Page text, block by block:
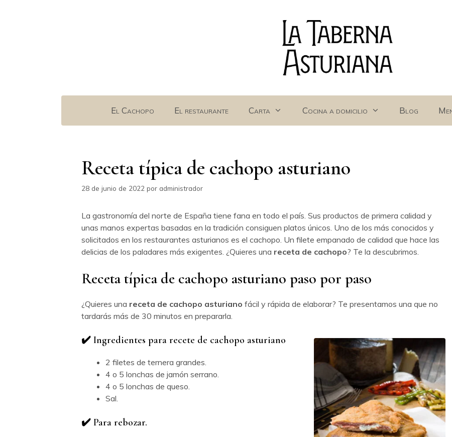
El Cachopo El restaurante Carta Cocina a domicilio Blog
Receta típica de cachopo asturiano
28 de junio de 2022 por administrador
La gastronomía del norte de España tiene fana en todo el país. Sus productos de primera calidad y
unas manos expertas basadas en la tradición consiguen platos únicos. Uno de los más conocidos y
solicitados en los restaurantes asturianos es el cachopo. Un filete empanado de calidad que hace las
delicias de los paladares más exigentes. ¿Quieres una receta de cachopo? Te la descubrimos.
Receta típica de cachopo asturiano paso por paso
¿Quieres una receta de cachopo asturiano fácil y rápida de elaborar? Te presentamos una que no
tardarás más de 30 minutos en prepararla.
✔️ Ingredientes para recete de cachopo asturiano
2 filetes de ternera grandes.
4 o 5 lonchas de jamón serrano.
4 o 5 lonchas de queso.
Sal.
✔️ Para rebozar.